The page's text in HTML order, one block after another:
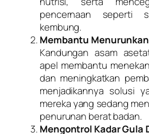
pencernaan seperti
kembung.
Membantu
Kandungan asam
apel membantu
dan meningkatkan
menjadikannya solusi
mereka yang sedang
penurunan berat badan.
Mengontrol Kadar Gula